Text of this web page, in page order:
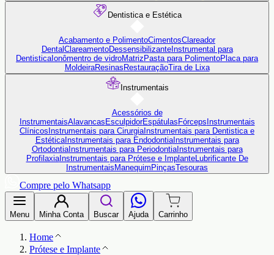
Dentistica e Estética
Acabamento e PolimentoCimentosClareador
Dental ClareamentoDessensibilizanteInstrumental para
Dentistica Ionômentro de vidroMatriz Pasta para PolimentoPlaca para
MoldeiraResinas RestauraçãoTira de Lixa
Instrumentais
Acessórios de
InstrumentaisAlavancas EsculpidorEspátulas Fórceps Instrumentais
Clínicos Instrumentais para Cirurgia Instrumentais para Dentistica e
EstéticaInstrumentais para EndodontiaInstrumentais para
OrtodontiaInstrumentais para PeriodontiaInstrumentais para
ProfilaxiaInstrumentais para Prótese e ImplanteLubrificante De
Instrumentais Manequim PinçasTesouras
Compre pelo Whatsapp
Menu Minha Conta Buscar Ajuda Carrinho
Home
Prótese e Implante